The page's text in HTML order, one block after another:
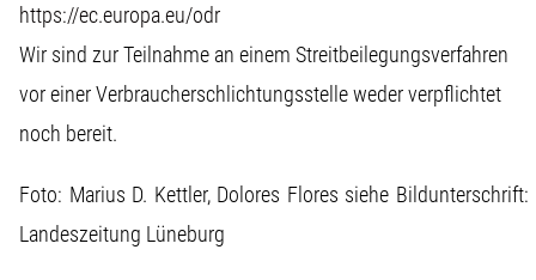
https://ec.europa.eu/odr
Wir sind zur Teilnahme an einem Streitbeilegungsverfahren
vor einer Verbraucherschlichtungsstelle weder verpflichtet
noch bereit.
Foto: Marius D. Kettler, Dolores Flores siehe Bildunterschrift:
Landeszeitung Lüneburg